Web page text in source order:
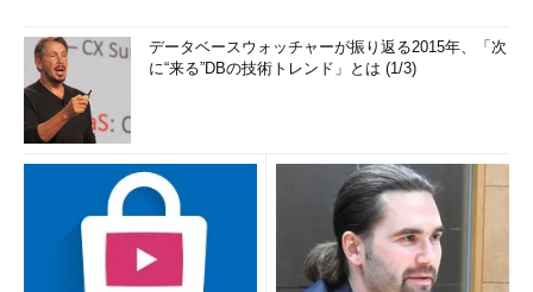
データベースウォッチャーが振り返る2015年、「次
に“来る”DBの技術トレンド」とは (1/3)